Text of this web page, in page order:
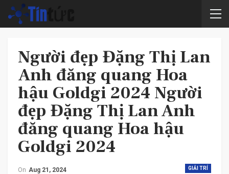
Người đẹp Đặng Thị Lan
Anh đăng quang Hoa
hậu Goldgi 2024 Người
đẹp Đặng Thị Lan Anh
đăng quang Hoa hậu
Goldgi 2024
GIẢI TRÍ
On Aug 21, 2024